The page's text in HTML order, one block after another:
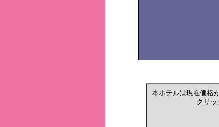
本ホテルは現在価格
クリッ